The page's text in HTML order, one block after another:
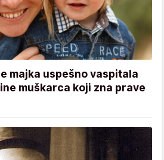
majka uspešno vaspitala
muškarca koji zna prave